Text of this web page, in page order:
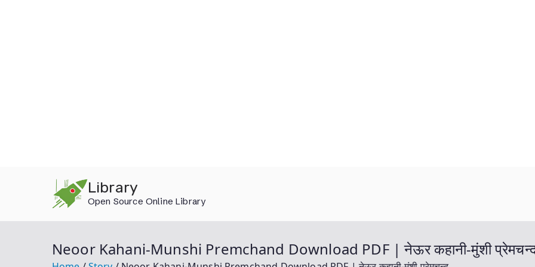
Library
Open Source Online Library
Neoor Kahani-Munshi Premchand Download PDF | नेऊर कहानी-मुंशी